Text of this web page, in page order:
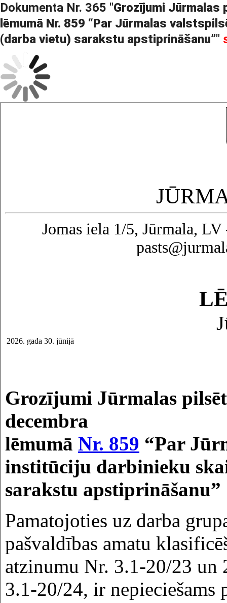
Dokumenta Nr. 365 "Grozījumi Jūrmalas
lēmumā Nr. 859 “Par Jūrmalas
(darba vietu) sarakstu apstiprināšanu”"